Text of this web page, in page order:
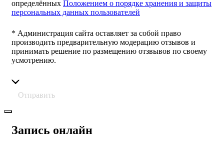
определённых Положением о порядке хранения и защиты
персональных данных пользователей
* Администрация сайта оставляет за собой право
производить предварительную модерацию отзывов и
принимать решение по размещению отзвывов по своему
усмотрению.
Отправить
Запись онлайн